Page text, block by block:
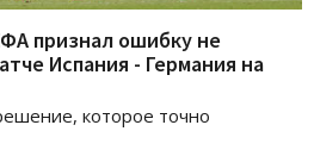
признал ошибку не
Испания - Германия на
которое точно